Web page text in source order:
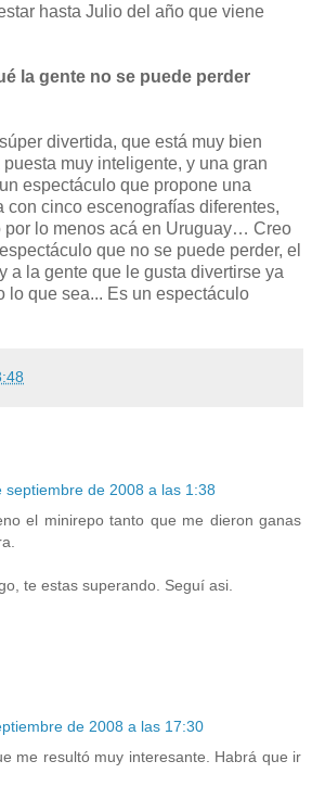
hasta Julio del año que viene
la gente no se puede perder
divertida, que está muy bien
muy inteligente, y una gran
espectáculo que propone una
con cinco escenografías diferentes,
por lo menos acá en Uruguay… Creo
que no se puede perder, el
a la gente que le gusta divertirse ya
lo que sea... Es un espectáculo
septiembre de 2008 a las 1:38
el minirepo tanto que me dieron ganas
te estas superando. Seguí asi.
de 2008 a las 17:30
me resultó muy interesante. Habrá que ir